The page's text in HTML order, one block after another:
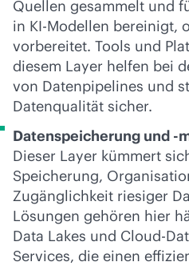
Quellen gesammelt und
in KI-Modellen bereinigt,
vorbereitet. Tools und
diesem Layer helfen bei
von Datenpipelines und
Datenqualität sicher.
Datenspeicherung und -
Dieser Layer kümmert
Speicherung,
Zugänglichkeit riesiger
Lösungen gehören hier
Data Lakes und Cloud-
Services, die einen